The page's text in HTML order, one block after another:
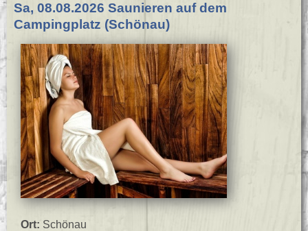
Sa, 08.08.2026 Saunieren auf dem
Campingplatz (Schönau)
Ort: Schönau